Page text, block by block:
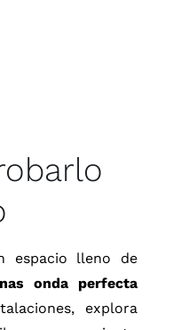
espacio lleno de
onda perfecta
explora